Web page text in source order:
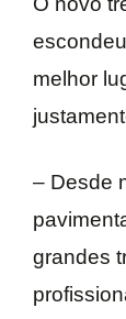
melhor
– Desde
grandes